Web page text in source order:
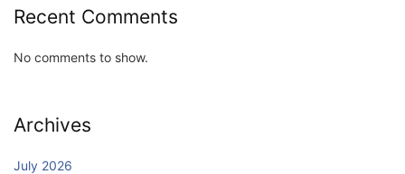
Recent Comments
No comments to show.
Archives
July 2026